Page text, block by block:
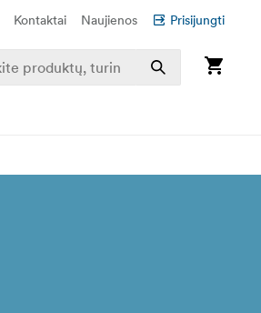
Kontaktai Naujienos Prisijungti